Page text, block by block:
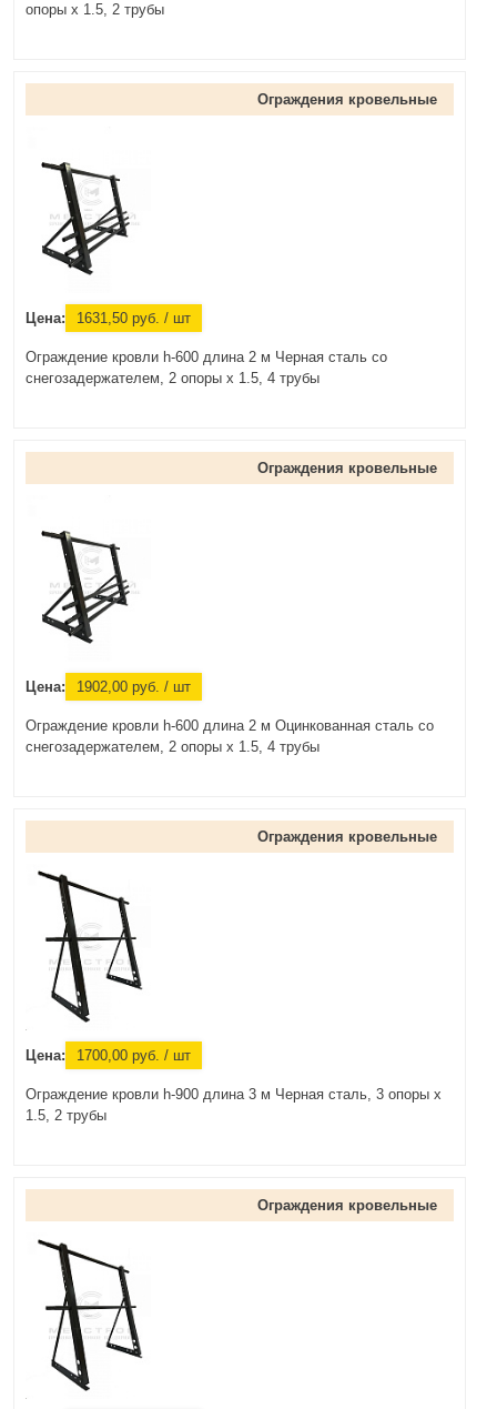
опоры х 1.5, 2 трубы
Ограждения кровельные
Цена: 1631,50 руб. / шт
Ограждение кровли h-600 длина 2 м Черная сталь со
снегозадержателем, 2 опоры х 1.5, 4 трубы
Ограждения кровельные
Цена: 1902,00 руб. / шт
Ограждение кровли h-600 длина 2 м Оцинкованная сталь со
снегозадержателем, 2 опоры х 1.5, 4 трубы
Ограждения кровельные
Цена: 1700,00 руб. / шт
Ограждение кровли h-900 длина 3 м Черная сталь, 3 опоры х
1.5, 2 трубы
Ограждения кровельные